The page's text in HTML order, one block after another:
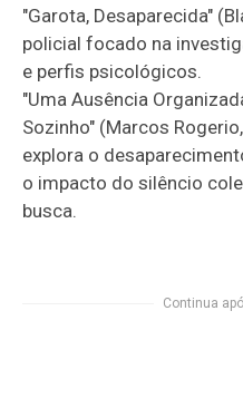
"Garota, Desaparecida"
policial focado na
e perfis psicológicos.
"Uma Ausência
Sozinho" (Marcos
explora o
o impacto do silêncio
busca.
Continua